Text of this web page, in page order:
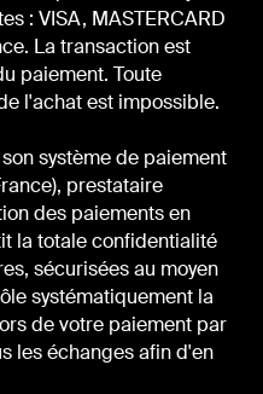
: VISA, MASTERCARD
La transaction est
paiement. Toute
l'achat est impossible.
système de paiement
prestataire
des paiements en
la totale confidentialité
sécurisées au moyen
systématiquement la
de votre paiement par
les échanges afin d'en